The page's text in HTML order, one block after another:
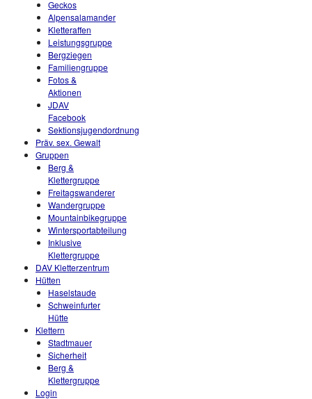
Geckos
Alpensalamander
Kletteraffen
Leistungsgruppe
Bergziegen
Familiengruppe
Fotos &
Aktionen
JDAV
Facebook
Sektionsjugendordnung
Präv. sex. Gewalt
Gruppen
Berg &
Klettergruppe
Freitagswanderer
Wandergruppe
Mountainbikegruppe
Wintersportabteilung
Inklusive
Klettergruppe
DAV Kletterzentrum
Hütten
Haselstaude
Schweinfurter
Hütte
Klettern
Stadtmauer
Sicherheit
Berg &
Klettergruppe
Login